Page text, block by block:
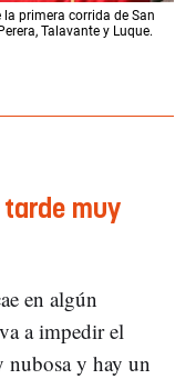
primera corrida de San
Talavante y Luque.
tarde muy
en algún
a impedir el
nubosa y hay un